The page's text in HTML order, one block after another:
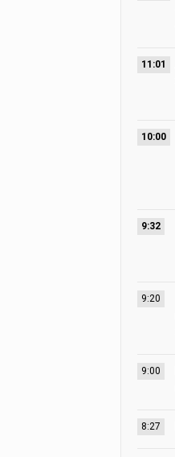
11:01
10:00
9:32
9:20
9:00
8:27